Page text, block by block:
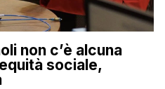
non c’è alcuna
sociale,